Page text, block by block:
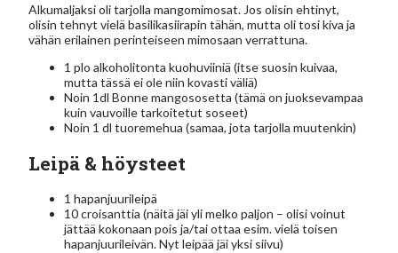
Alkumaljaksi oli tarjolla mangomimosat. Jos olisin ehtinyt,
olisin tehnyt vielä basilikasiirapin tähän, mutta oli tosi kiva ja
vähän erilainen perinteiseen mimosaan verrattuna.
1 plo alkoholitonta kuohuviiniä (itse suosin kuivaa,
mutta tässä ei ole niin kovasti väliä)
Noin 1dl Bonne mangososetta (tämä on juoksevampaa
kuin vauvoille tarkoitetut soseet)
Noin 1 dl tuoremehua (samaa, jota tarjolla muutenkin)
Leipä & höysteet
1 hapanjuurileipä
10 croisanttia (näitä jäi yli melko paljon – olisi voinut
jättää kokonaan pois ja/tai ottaa esim. vielä toisen
hapanjuurileivän. Nyt leipää jäi yksi siivu)